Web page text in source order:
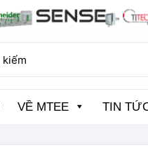
VỀ MTEE TIN